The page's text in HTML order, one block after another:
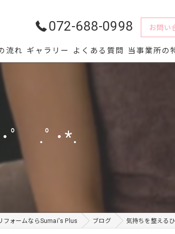
072-688-0998 お問い
流れ ギャラリー よくある質問 当事業所の
･ﾟ .ﾟ･*.
フォームならSumai's Plus ブログ 気持ちを整える